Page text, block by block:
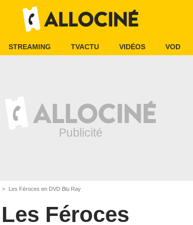
STREAMING TVACTU VIDÉOS VOD
Les Féroces en DVD Blu Ray
Les Féroces